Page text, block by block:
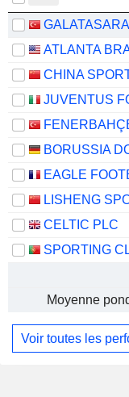
EAGLE
CELTIC PLC
Moyenne
Voir toutes les